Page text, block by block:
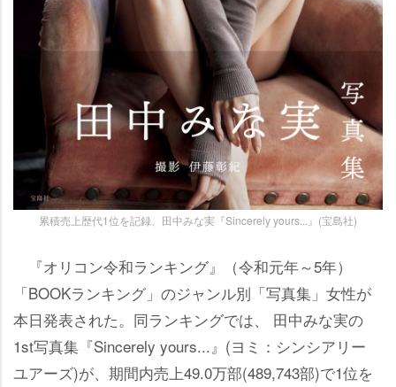
累積売上歴代1位を記録、田中みな実『Sincerely yours...』(宝島社)
『オリコン令和ランキング』（令和元年～5年）
「BOOKランキング」のジャンル別「写真集」女性が
本日発表された。同ランキングでは、 田中みな実の
1st写真集『Sincerely yours...』(ヨミ：シンシアリー
ユアーズ)が、期間内売上49.0万部(489,743部)で1位を